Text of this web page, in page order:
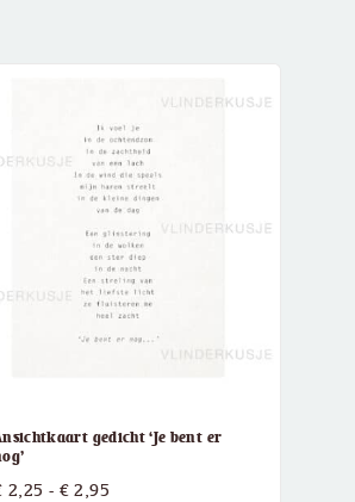
gedicht ‘Je bent er
2,25 - € 2,95